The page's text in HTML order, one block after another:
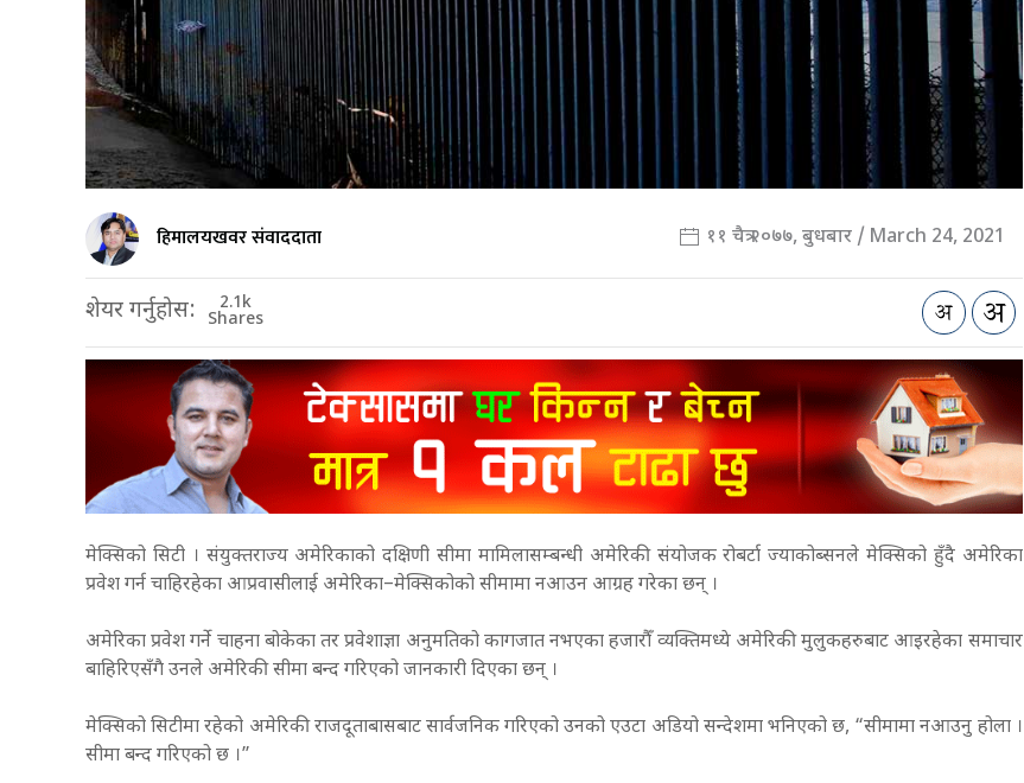
हिमालयखवर संवाददाता ११ चैत्र २०७७, बुधबार / March 24, 2021
शेयर गर्नुहोस: 2.1k
Shares
मेक्सिको सिटी । संयुक्तराज्य अमेरिकाको दक्षिणी सीमा मामिलासम्बन्धी अमेरिकी संयोजक रोबर्टा ज्याकोब्सनले मेक्सिको हुँदै अमेरिका
प्रवेश गर्न चाहिरहेका आप्रवासीलाई अमेरिका–मेक्सिकोको सीमामा नआउन आग्रह गरेका छन् ।
अमेरिका प्रवेश गर्ने चाहना बोकेका तर प्रवेशाज्ञा अनुमतिको कागजात नभएका हजारौँ व्यक्तिमध्ये अमेरिकी मुलुकहरुबाट आइरहेका समाचार
बाहिरिएसँगै उनले अमेरिकी सीमा बन्द गरिएको जानकारी दिएका छन् ।
मेक्सिको सिटीमा रहेको अमेरिकी राजदूताबासबाट सार्वजनिक गरिएको उनको एउटा अडियो सन्देशमा भनिएको छ, “सीमामा नआउनु होला ।
सीमा बन्द गरिएको छ ।”